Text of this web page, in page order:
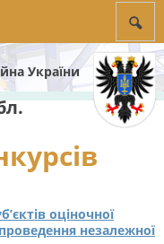
України
оціночної
незалежної